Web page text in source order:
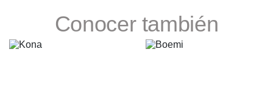
Conocer también